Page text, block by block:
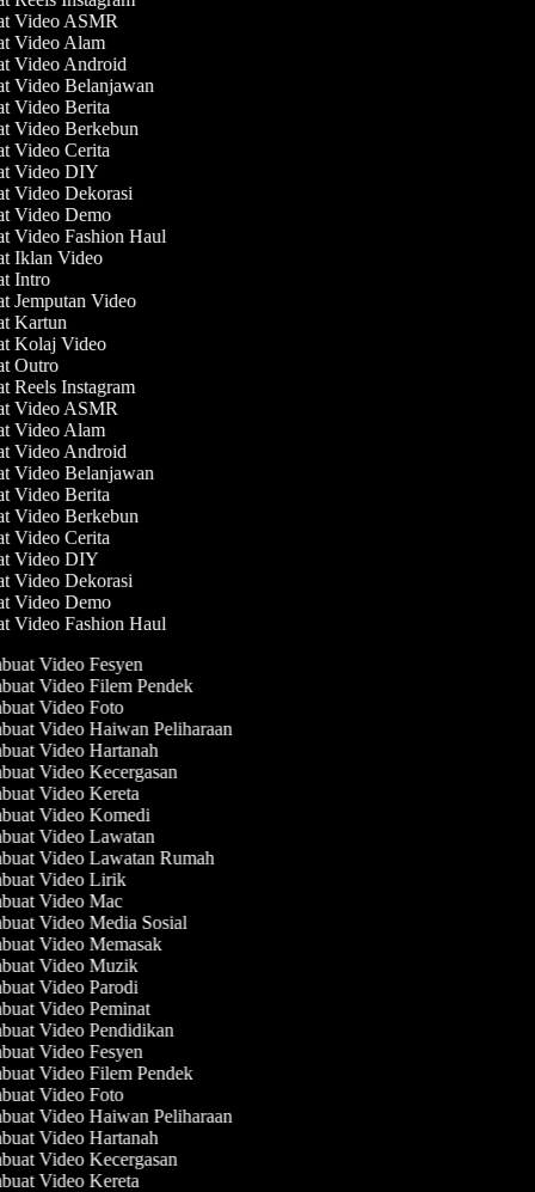
Video ASMR
Video Alam
Video Android
Video Belanjawan
Video Berita
Video Berkebun
Video Cerita
Video DIY
Video Dekorasi
Video Demo
Video Fashion Haul
Iklan Video
Intro
Jemputan Video
Kartun
Kolaj Video
Outro
Reels Instagram
Video ASMR
Video Alam
Video Android
Video Belanjawan
Video Berita
Video Berkebun
Video Cerita
Video DIY
Video Dekorasi
Video Demo
Video Fashion Haul
Video Fesyen
Video Filem Pendek
Video Foto
Video Haiwan Peliharaan
Video Hartanah
Video Kecergasan
Video Kereta
Video Komedi
Video Lawatan
Video Lawatan Rumah
Video Lirik
Video Mac
Video Media Sosial
Video Memasak
Video Muzik
Video Parodi
Video Peminat
Video Pendidikan
Video Fesyen
Video Filem Pendek
Video Foto
Video Haiwan Peliharaan
Video Hartanah
Video Kecergasan
Video Kereta